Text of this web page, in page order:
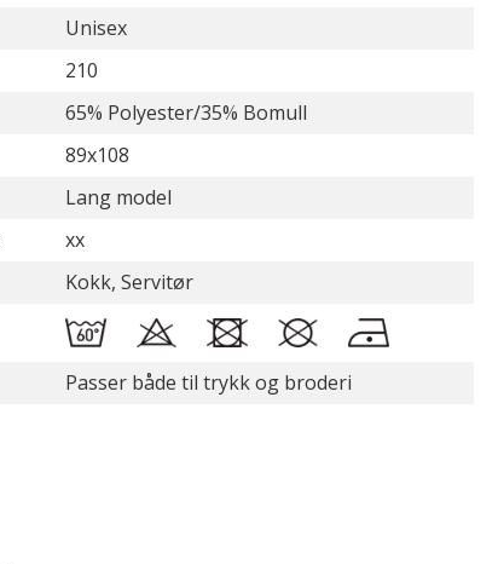
Unisex
210
65% Polyester/35% Bomull
89x108
Lang model
xx
Kokk, Servitør
Passer både til trykk og broderi